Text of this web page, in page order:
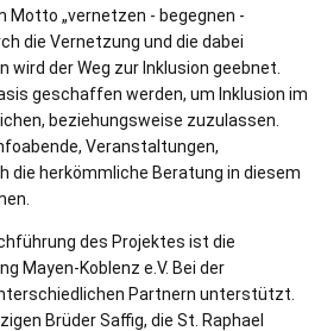
Motto „vernetzen - begegnen -
die Vernetzung und die dabei
der Weg zur Inklusion geebnet.
geschaffen werden, um Inklusion im
beziehungsweise zuzulassen.
Veranstaltungen,
die herkömmliche Beratung in diesem
des Projektes ist die
Mayen-Koblenz e.V. Bei der
Partnern unterstützt.
Brüder Saffig, die St. Raphael